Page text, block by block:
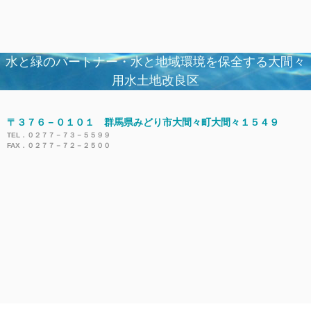
水土里ネット大間々用水
水と緑のパートナー・水と地域環境を保全する大間々
用水土地改良区
〒３７６－０１０１ 群馬県みどり市大間々町大間々１５４９
TEL．０２７７－７３－５５９９
FAX．０２７７－７２－２５００